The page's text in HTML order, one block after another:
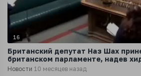
16
Британский депутат Наз Шах
британском парламенте, надев
Коран и благодарностью Аллаху
Новости 10 месяцев назад